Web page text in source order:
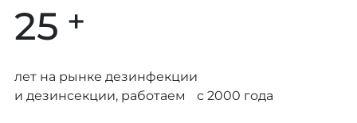
25 +
лет на рынке дезинфекции
и дезинсекции, работаем с 2000 года